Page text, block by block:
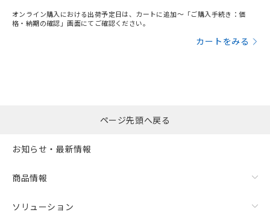
オンライン購入における出荷予定日は、カートに追加～「ご購入手続き：価
格・納期の確認」画面にてご確認ください。
カートをみる
ページ先頭へ戻る
お知らせ・最新情報
商品情報
ソリューション